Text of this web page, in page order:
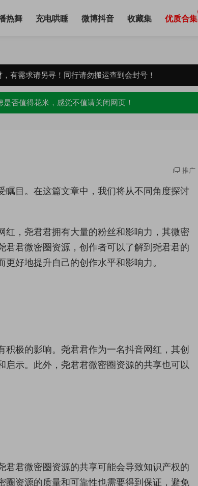
热舞 充电哄睡 微博抖音 收藏集 优质合集
有需求请另寻！同行请勿搬运查到会封号！
否值得花米，感觉不值请关闭网页！
推广
瞩目。在这篇文章中，我们将从不同角度探讨
，尧君君拥有大量的粉丝和影响力，其微密
君君微密圈资源，创作者可以了解到尧君君的
好地提升自己的创作水平和影响力。
极的影响。尧君君作为一名抖音网红，其创
示。此外，尧君君微密圈资源的共享也可以
君微密圈资源的共享可能会导致知识产权的
资源的质量和可靠性也需要得到保证，避免